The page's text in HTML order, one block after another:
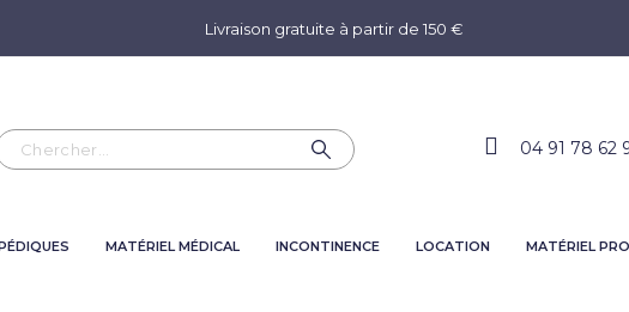
Livraison gratuite à partir de 150 €
04 91 78 62
MATÉRIEL MÉDICAL INCONTINENCE LOCATION MATÉRIEL